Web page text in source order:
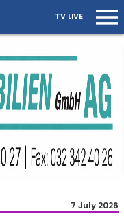
TV LIVE
7 July 2026